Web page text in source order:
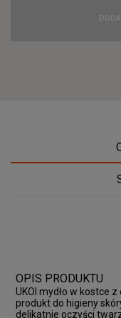
OPIS PRODUKTU
UKOI mydło w kostce
produkt do higieny
delikatnie oczyści